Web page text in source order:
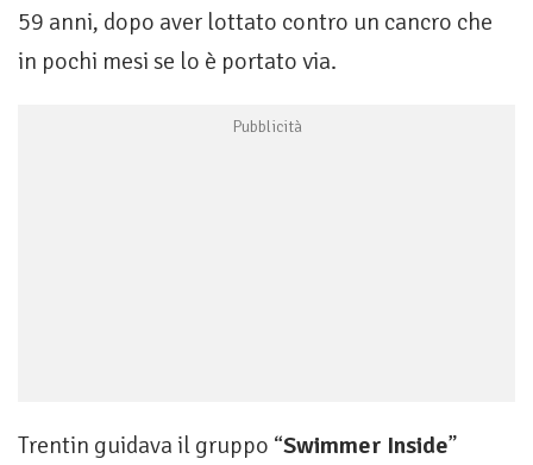
59 anni, dopo aver lottato contro un cancro che
in pochi mesi se lo è portato via.
Trentin guidava il gruppo “Swimmer Inside”